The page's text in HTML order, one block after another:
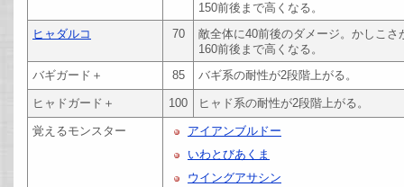
150前後まで高くなる。
ヒャダルコ
70
敵全体に40前後のダメージ。かしこ
160前後まで高くなる。
バギガード＋
85 バギ系の耐性が2段階上がる。
ヒャドガード＋ 100 ヒャド系の耐性が2段階上がる。
覚えるモンスター
アイアンブルドー
いわとびあくま
ウイングアサシン